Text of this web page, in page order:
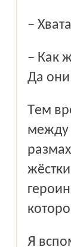
–
– Как же «охрана», – немедленно откликнулась кассир. –
Да
Тем временем парень выскочил из узкого коридора
между
Я вспомнил, что этого «нарика» не раз и не два видел в